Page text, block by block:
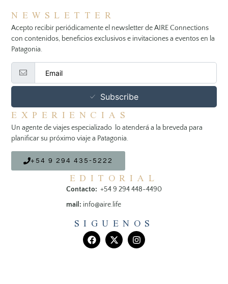
NEWSLETTER
Acepto recibir periódicamente el newsletter de AIRE Connections
con contenidos, beneficios exclusivos e invitaciones a eventos en la
Patagonia.
Subscribe
EXPERIENCIAS
Un agente de viajes especializado lo atenderá a la breveda para
planificar su próximo viaje a Patagonia.
+54 9 294 435-5222
EDITORIAL
Contacto: +54 9 294 448-4490
mail: info@aire.life
SIGUENOS